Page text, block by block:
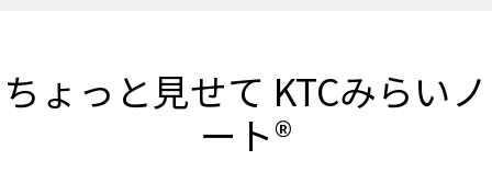
ちょっと見せて KTCみらいノ
ート®